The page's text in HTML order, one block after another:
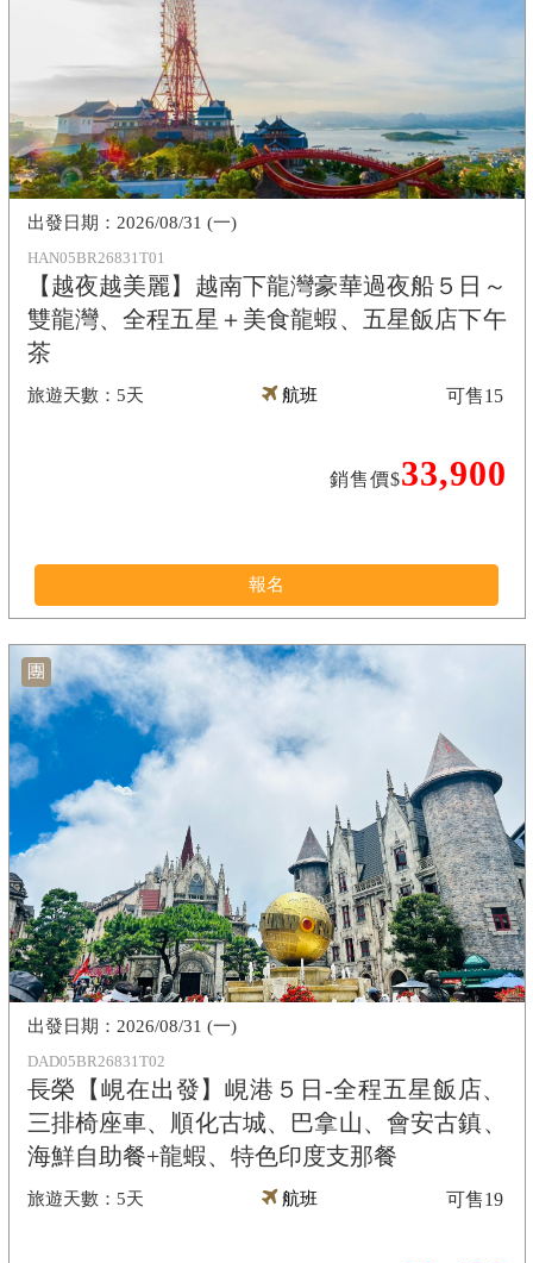
HAN05BR26831T01
【越夜越美麗】越南下龍灣豪華過夜船５日～
雙龍灣、全程五星＋美食龍蝦、五星飯店下午
茶
5天
2026/08/31 (一)
航班
銷售價$33,900
可售15
報名
團
DAD05BR26831T02
長榮【峴在出發】峴港５日-全程五星飯店、
三排椅座車、順化古城、巴拿山、會安古鎮、
海鮮自助餐+龍蝦、特色印度支那餐
5天
2026/08/31 (一)
航班 可售19